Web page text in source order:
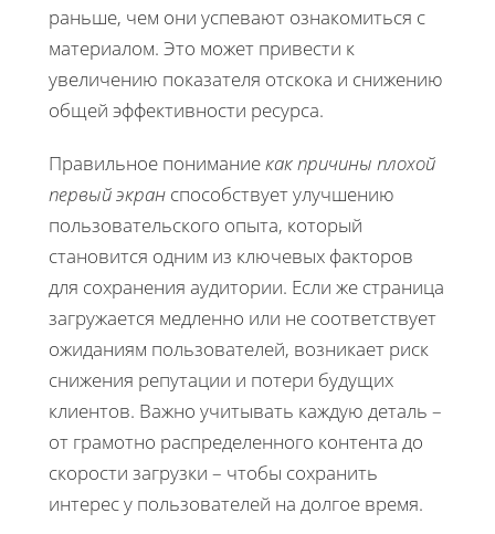
раньше, чем они успевают ознакомиться с
материалом. Это может привести к
увеличению показателя отскока и снижению
общей эффективности ресурса.
Правильное пониманиекак причины плохой
первый экран способствует улучшению
пользовательского опыта, который
становится одним из ключевых факторов
для сохранения аудитории. Если же страница
загружается медленно или не соответствует
ожиданиям пользователей, возникает риск
снижения репутации и потери будущих
клиентов. Важно учитывать каждую деталь –
от грамотно распределенного контента до
скорости загрузки – чтобы сохранить
интерес у пользователей на долгое время.